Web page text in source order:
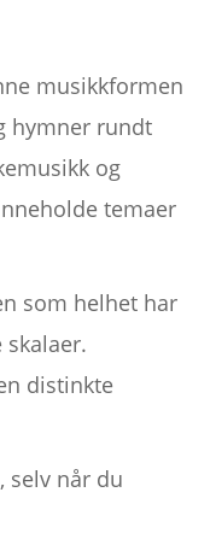
musikkformen
hymner rundt
og
temaer
som helhet har
distinkte
selv når du